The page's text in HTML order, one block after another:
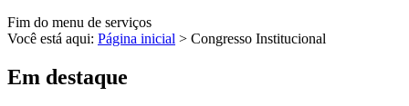
Fim do menu de serviços
Você está aqui: Página inicial > Congresso Institucional
Em destaque